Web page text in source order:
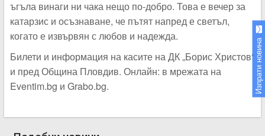
ъгъла винаги ни чака нещо по-добро. Това е вечер за
катарзис и осъзнаване, че пътят напред е светъл,
когато е извървян с любов и надежда.
Билети и информация на касите на ДК „Борис Христов“
и пред Община Пловдив. Онлайн: в мрежата на
Eventim.bg и Grabo.bg.
Изпрати новина